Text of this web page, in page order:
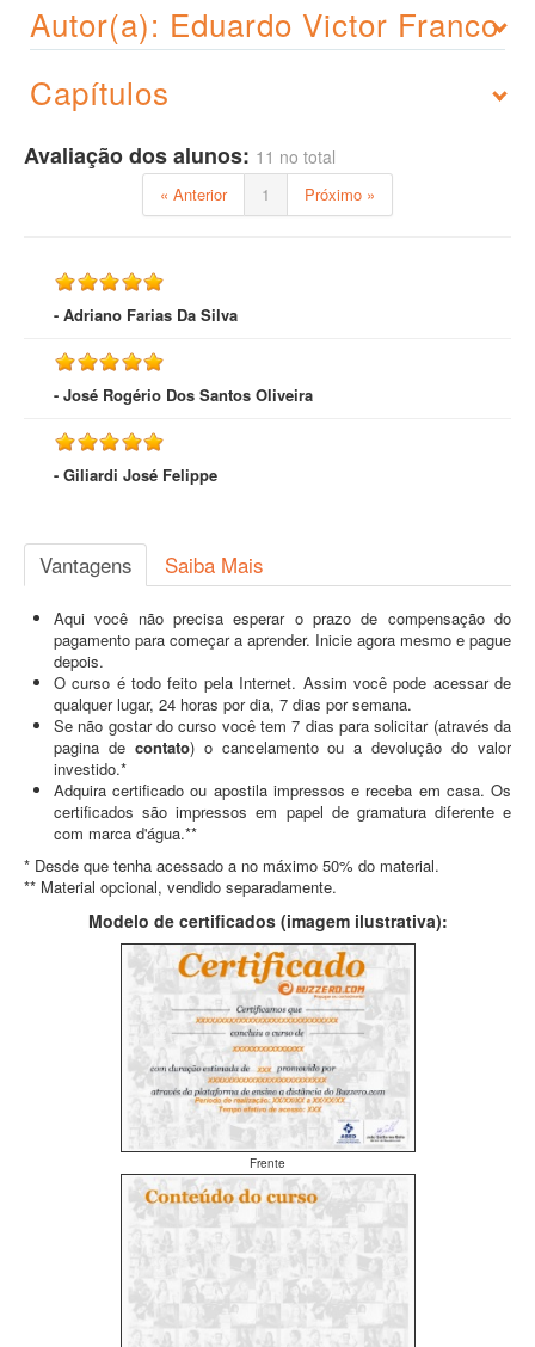
Autor(a): Eduardo Victor Franco
Capítulos
Avaliação dos alunos: 11 no total
« Anterior 1 Próximo »
- Adriano Farias Da Silva
- José Rogério Dos Santos Oliveira
- Giliardi José Felippe
Vantagens Saiba Mais
Aqui você não precisa esperar o prazo de compensação do
pagamento para começar a aprender. Inicie agora mesmo e pague
depois.
O curso é todo feito pela Internet. Assim você pode acessar de
qualquer lugar, 24 horas por dia, 7 dias por semana.
Se não gostar do curso você tem 7 dias para solicitar (através da
pagina de contato) o cancelamento ou a devolução do valor
investido.*
Adquira certificado ou apostila impressos e receba em casa. Os
certificados são impressos em papel de gramatura diferente e
com marca d'água.**
* Desde que tenha acessado a no máximo 50% do material.
** Material opcional, vendido separadamente.
Modelo de certificados (imagem ilustrativa):
Frente